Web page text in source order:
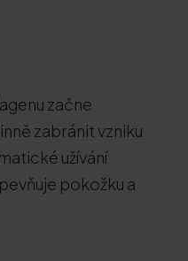
začne
zabránit vzniku
užívání
pokožku a